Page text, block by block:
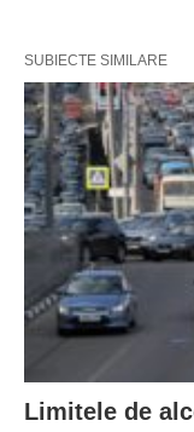
SUBIECTE SIMILARE
Limitele de